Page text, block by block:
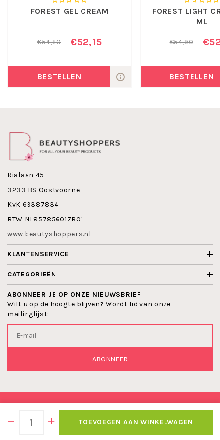
TOEVOEGEN AAN WINKELWAGEN
FOREST GEL CREAM
€54,90 €52,15
BESTELLEN
FOREST LIGHT
ML
€54,90
BESTELLEN
Rialaan 45
3233 BS Oostvoorne
KvK 69387834
BTW NL857856017B01
www.beautyshoppers.nl
KLANTENSERVICE
CATEGORIEËN
ABONNEER JE OP ONZE NIEUWSBRIEF
Wilt u op de hoogte blijven? Wordt lid van onze
mailinglijst:
ABONNEER